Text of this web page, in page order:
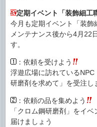
定期イベント「装飾細工
今月も定期イベント「装
メンテナンス後から4月22
す。
：依頼を受けよう
浮遊広場に訪れている
研磨剤を求めて」を受注し
：依頼の品を集めよう
「クロム鋼研磨剤」をイ
届けましょう